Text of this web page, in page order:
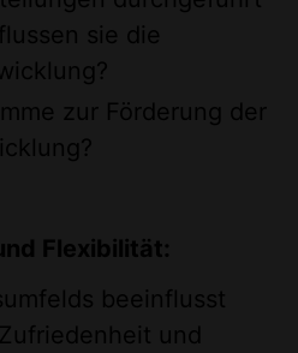
sie die
zur Förderung der
Flexibilität:
beeinflusst
und